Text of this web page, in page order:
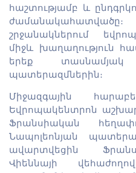
հաշտությամբ և
շրջանակներում
միջև խաղաղություն
երեք
պատերազմներին։
Միջազգային
Եվրոպակենտրոն
Ֆրանսիական
Նապոլեոնյան
ավարտվեցին
Վիեննայի